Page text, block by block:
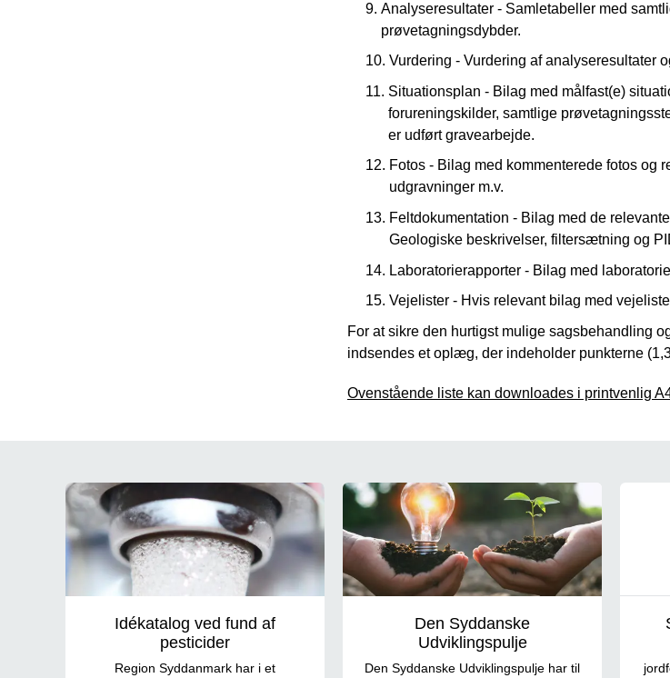
Analyseresultater - Samletabeller med
prøvetagningsdybder.
Vurdering - Vurdering af analyseresultater
Situationsplan - Bilag med målfast(e)
forureningskilder, samtlige
er udført gravearbejde.
Fotos - Bilag med kommenterede fotos og
udgravninger m.v.
Feltdokumentation - Bilag med de
Geologiske beskrivelser, filtersætning og
Laboratorierapporter - Bilag med
Vejelister - Hvis relevant bilag med
For at sikre den hurtigst mulige sagsbehandling
indsendes et oplæg, der indeholder punkterne
Ovenstående liste kan downloades i printvenlig
Navigation
Idékatalog ved fund af
pesticider
Region Syddanmark har i et
Den Syddanske
Udviklingspulje
Den Syddanske Udviklingspulje har til